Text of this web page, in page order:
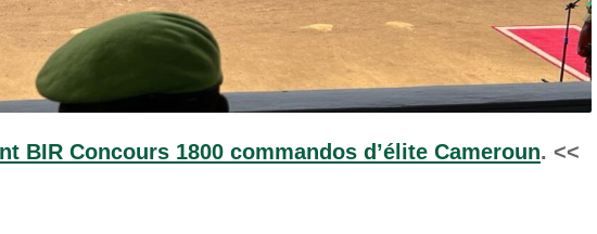
BIR Concours 1800 commandos d’élite Cameroun. <<